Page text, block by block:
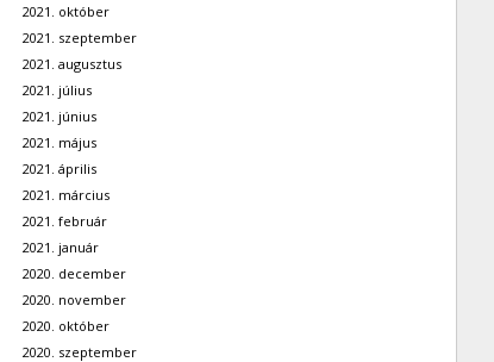
2021. október
2021. szeptember
2021. augusztus
2021. július
2021. június
2021. május
2021. április
2021. március
2021. február
2021. január
2020. december
2020. november
2020. október
2020. szeptember